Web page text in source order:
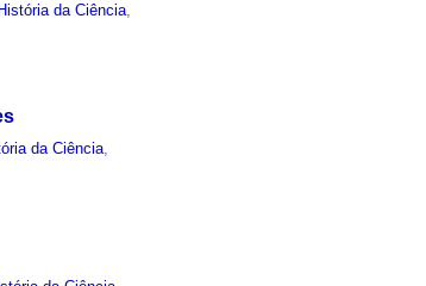
História da Ciência,
da Ciência